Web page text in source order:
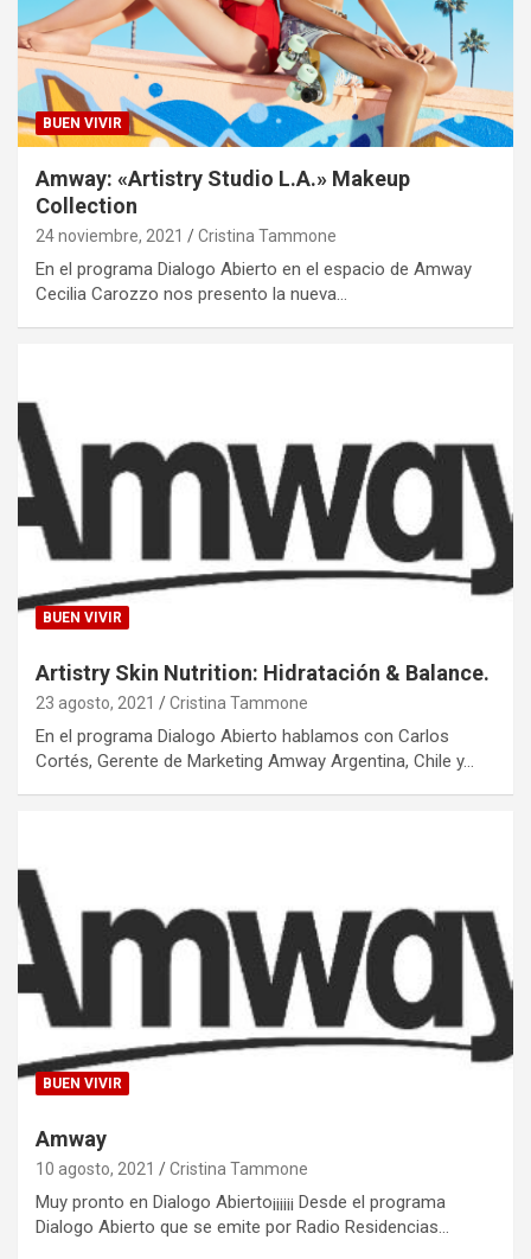
BUEN VIVIR
Amway: «Artistry Studio L.A.» Makeup
Collection
24 noviembre, 2021 Cristina Tammone
En el programa Dialogo Abierto en el espacio de Amway
Cecilia Carozzo nos presento la nueva…
BUEN VIVIR
Artistry Skin Nutrition: Hidratación & Balance.
23 agosto, 2021 Cristina Tammone
En el programa Dialogo Abierto hablamos con Carlos
Cortés, Gerente de Marketing Amway Argentina, Chile y…
BUEN VIVIR
Amway
10 agosto, 2021 Cristina Tammone
Muy pronto en Dialogo Abierto¡¡¡¡¡¡ Desde el programa
Dialogo Abierto que se emite por Radio Residencias…